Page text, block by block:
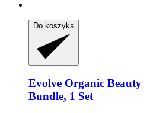
Do koszyka
Evolve Organic Beauty
Bundle, 1 Set